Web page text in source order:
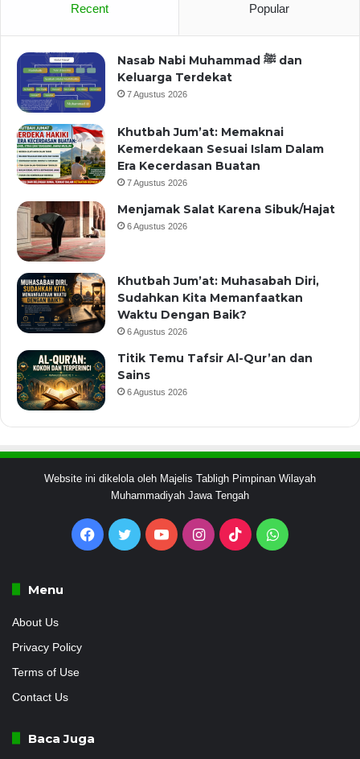
Recent Popular
Nasab Nabi Muhammad ﷺ dan
Keluarga Terdekat
7 Agustus 2026
Khutbah Jum’at: Memaknai
Kemerdekaan Sesuai Islam Dalam
Era Kecerdasan Buatan
7 Agustus 2026
Menjamak Salat Karena Sibuk/Hajat
6 Agustus 2026
Khutbah Jum’at: Muhasabah Diri,
Sudahkan Kita Memanfaatkan
Waktu Dengan Baik?
6 Agustus 2026
Titik Temu Tafsir Al-Qur’an dan
Sains
6 Agustus 2026
Website ini dikelola oleh Majelis Tabligh Pimpinan Wilayah
Muhammadiyah Jawa Tengah
Facebook
Twitter YouTubeInstagram
TikTokWhatsApp
Menu
About Us
Privacy Policy
Terms of Use
Contact Us
Baca Juga